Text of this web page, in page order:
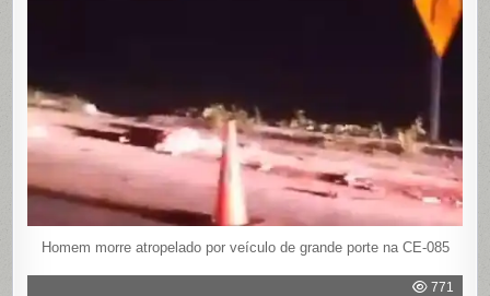
Homem morre atropelado por veículo de grande porte na CE-085
771